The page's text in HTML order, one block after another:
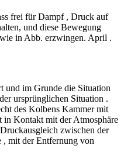
frei für Dampf , Druck auf
und diese Bewegung
in Abb. erzwingen. April .
und im Grunde die Situation
ursprünglichen Situation .
des Kolbens Kammer mit
in Kontakt mit der Atmosphäre
zwischen der
, mit der Entfernung von